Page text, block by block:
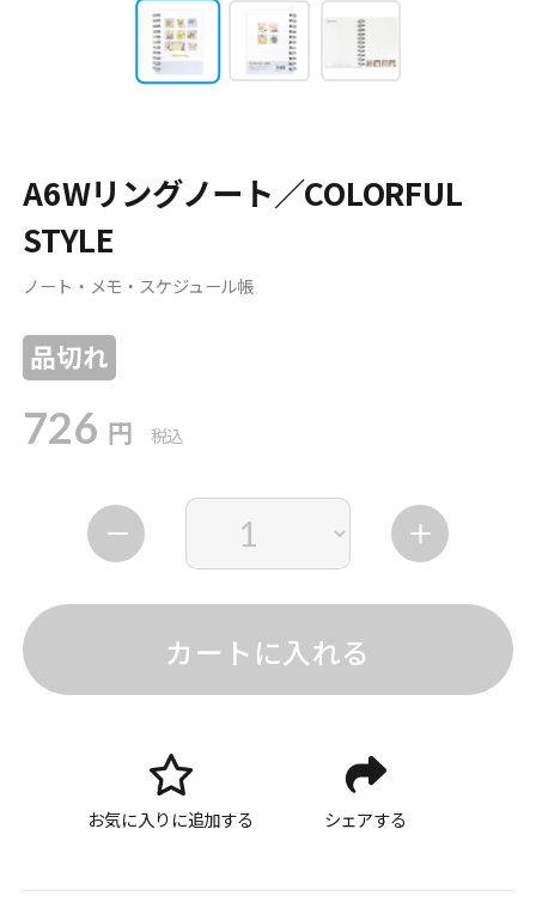
A6Wリングノート／COLORFUL
STYLE
ノート・メモ・スケジュール帳
品切れ
726 円 税込
カートに入れる
お気に入りに追加する シェアする